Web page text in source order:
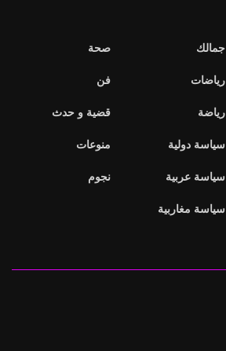
جمالك
رياضات
رياضة
سياسة دولية
سياسة عربية
سياسة مغاربية
صحة
فن
قضية و حدث
منوعات
نجوم